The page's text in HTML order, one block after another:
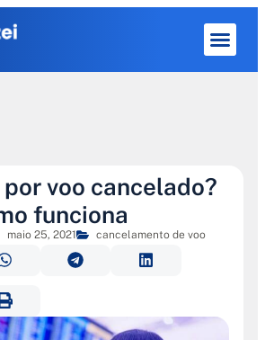
voo cancelado?
funciona
maio 25, 2021 cancelamento de voo